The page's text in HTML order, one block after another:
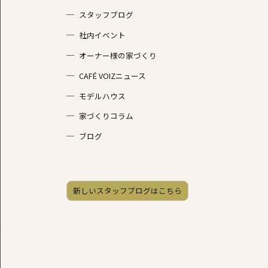
スタッフブログ
社内イベント
オーナー様の家づくり
CAFÉ VOIZニュース
モデルハウス
家づくりコラム
ブログ
新しいスタッフブログはこちら